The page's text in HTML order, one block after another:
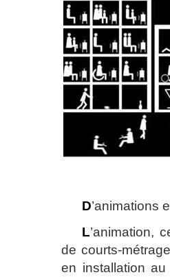
D’animations
L’animation,
de courts-
en installation au